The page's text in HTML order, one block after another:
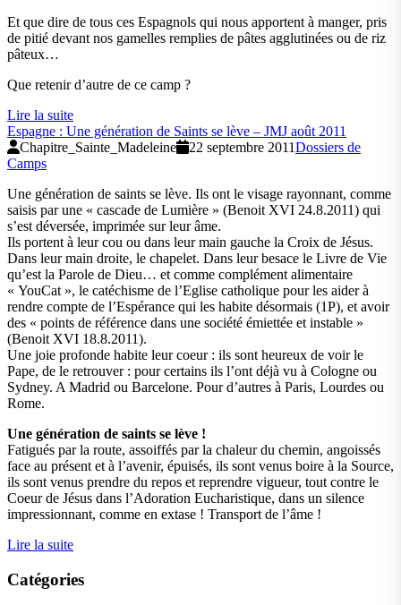
Et que dire de tous ces Espagnols qui nous apportent à manger, pris
de pitié devant nos gamelles remplies de pâtes agglutinées ou de riz
pâteux…
Que retenir d’autre de ce camp ?
Lire la suite
Espagne : Une génération de Saints se lève – JMJ août 2011
Chapitre_Sainte_Madeleine
22 septembre 2011Dossiers de
Camps
Une génération de saints se lève. Ils ont le visage rayonnant, comme
saisis par une « cascade de Lumière » (Benoit XVI 24.8.2011) qui
s’est déversée, imprimée sur leur âme.
Ils portent à leur cou ou dans leur main gauche la Croix de Jésus.
Dans leur main droite, le chapelet. Dans leur besace le Livre de Vie
qu’est la Parole de Dieu… et comme complément alimentaire
« YouCat », le catéchisme de l’Eglise catholique pour les aider à
rendre compte de l’Espérance qui les habite désormais (1P), et avoir
des « points de référence dans une société émiettée et instable »
(Benoit XVI 18.8.2011).
Une joie profonde habite leur coeur : ils sont heureux de voir le
Pape, de le retrouver : pour certains ils l’ont déjà vu à Cologne ou
Sydney. A Madrid ou Barcelone. Pour d’autres à Paris, Lourdes ou
Rome.
Une génération de saints se lève !
Fatigués par la route, assoiffés par la chaleur du chemin, angoissés
face au présent et à l’avenir, épuisés, ils sont venus boire à la Source,
ils sont venus prendre du repos et reprendre vigueur, tout contre le
Coeur de Jésus dans l’Adoration Eucharistique, dans un silence
impressionnant, comme en extase ! Transport de l’âme !
Lire la suite
Catégories